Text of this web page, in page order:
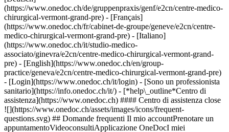
(https://www.onedoc.ch/de/gruppenpraxis/genf/e2cn/centre-medico-
chirurgical-vermont-grand-pre) - [Français]
(https://www.onedoc.ch/fr/cabinet-de-groupe/geneve/e2cn/centre-
medico-chirurgical-vermont-grand-pre) - [Italiano]
(https://www.onedoc.ch/it/studio-medico-
associato/ginevra/e2cn/centre-medico-chirurgical-vermont-grand-
pre) - [English](https://www.onedoc.ch/en/group-
practice/geneva/e2cn/centre-medico-chirurgical-vermont-grand-pre)
- [Login](https://www.onedoc.ch/it/login) - [Sono un professionista
sanitario](https://info.onedoc.ch/it/) - [*help\_outline*Centro di
assistenza](https://www.onedoc.ch) #### Centro di assistenza close
![](https://www.onedoc.ch/assets/images/icons/frequent-
questions.svg) ## Domande frequenti Il mio accountPrenotare un
appuntamentoVideoconsultiApplicazione OneDocI miei